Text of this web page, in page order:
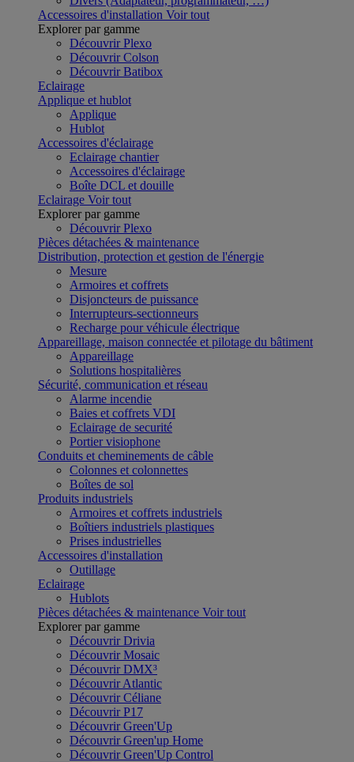
Accessoires d'installation Voir tout
Explorer par gamme
Découvrir Plexo
Découvrir Colson
Découvrir Batibox
Eclairage
Applique et hublot
Applique
Hublot
Accessoires d'éclairage
Eclairage chantier
Accessoires d'éclairage
Boîte DCL et douille
Eclairage Voir tout
Explorer par gamme
Découvrir Plexo
Pièces détachées & maintenance
Distribution, protection et gestion de l'énergie
Mesure
Armoires et coffrets
Disjoncteurs de puissance
Interrupteurs-sectionneurs
Recharge pour véhicule électrique
Appareillage, maison connectée et pilotage du bâtiment
Appareillage
Solutions hospitalières
Sécurité, communication et réseau
Alarme incendie
Baies et coffrets VDI
Eclairage de securité
Portier visiophone
Conduits et cheminements de câble
Colonnes et colonnettes
Boîtes de sol
Produits industriels
Armoires et coffrets industriels
Boîtiers industriels plastiques
Prises industrielles
Accessoires d'installation
Outillage
Eclairage
Hublots
Pièces détachées & maintenance Voir tout
Explorer par gamme
Découvrir Drivia
Découvrir Mosaic
Découvrir DMX³
Découvrir Atlantic
Découvrir Céliane
Découvrir P17
Découvrir Green'Up
Découvrir Green'up Home
Découvrir Green'Up Control